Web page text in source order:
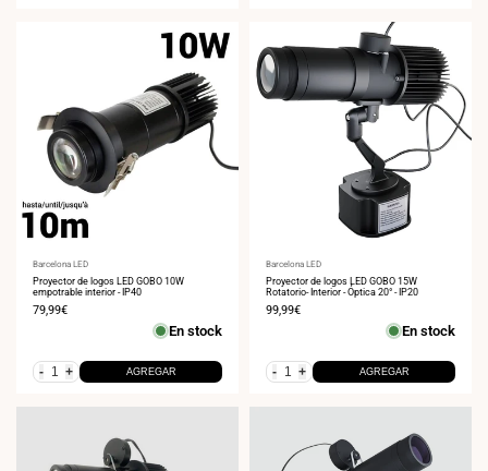
Proveedor:
Barcelona LED
Proyector de logos LED GOBO 10W
empotrable interior - IP40
Precio
79,99€
En stock
- + AGREGAR
Proveedor:
Barcelona LED
Proyector de logos LED GOBO 15W
Rotatorio- Interior - Óptica 20° - IP20
Precio
99,99€
En stock
- + AGREGAR